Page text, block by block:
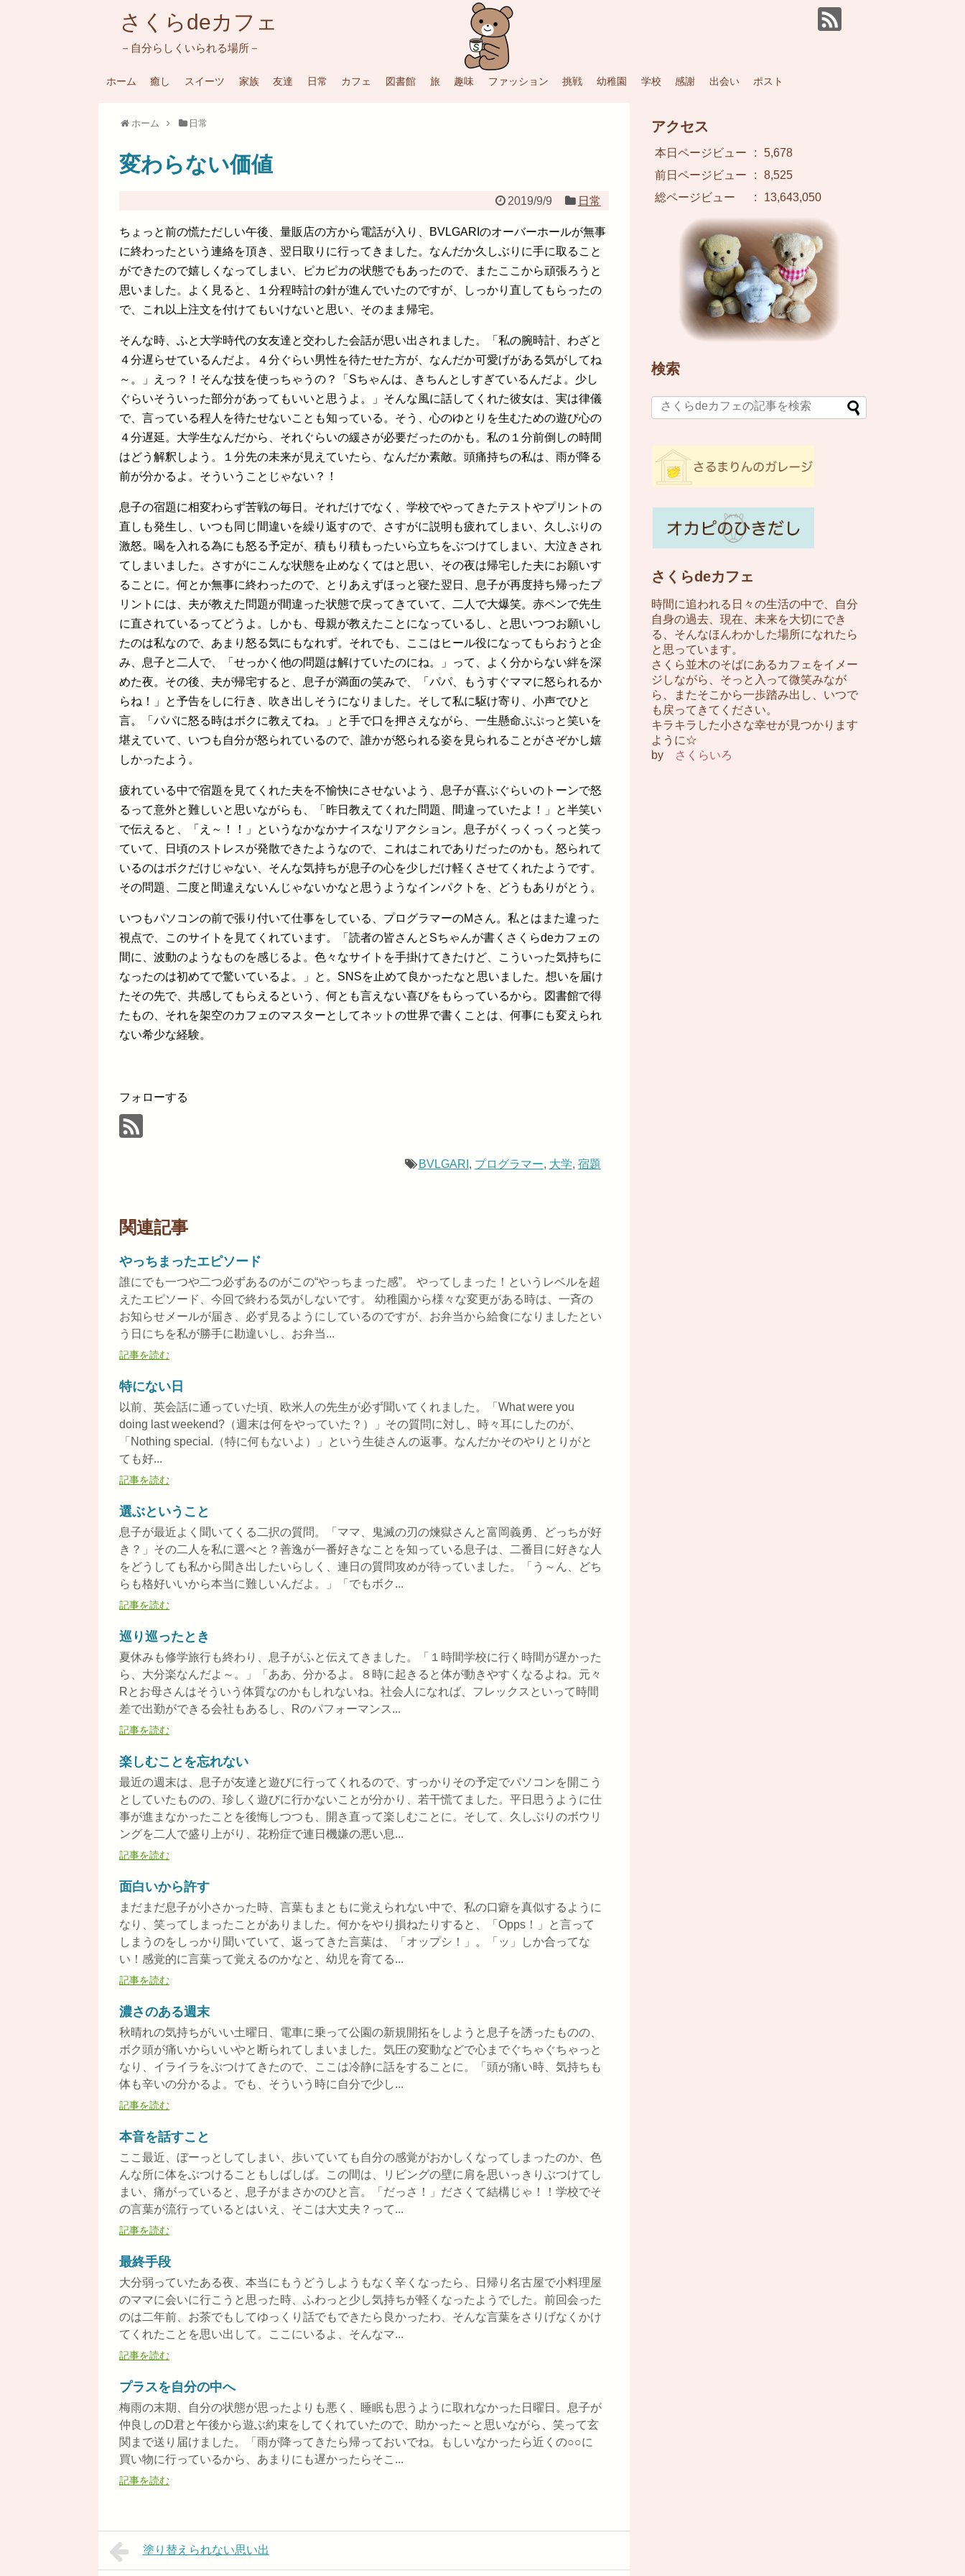
さくらdeカフェ
－自分らしくいられる場所－
ホーム 癒し スイーツ 家族 友達 日常 カフェ 図書館 旅 趣味 ファッション 挑戦 幼稚園 学校 感謝 出会い ポスト
ホーム 日常
変わらない価値
2019/9/9 日常
ちょっと前の慌ただしい午後、量販店の方から電話が入り、BVLGARIのオーバーホールが無事
に終わったという連絡を頂き、翌日取りに行ってきました。なんだか久しぶりに手に取ること
ができたので嬉しくなってしまい、ピカピカの状態でもあったので、またここから頑張ろうと
思いました。よく見ると、１分程時計の針が進んでいたのですが、しっかり直してもらったの
で、これ以上注文を付けてもいけないと思い、そのまま帰宅。
そんな時、ふと大学時代の女友達と交わした会話が思い出されました。「私の腕時計、わざと
４分遅らせているんだよ。４分ぐらい男性を待たせた方が、なんだか可愛げがある気がしてね
～。」えっ？！そんな技を使っちゃうの？「Sちゃんは、きちんとしすぎているんだよ。少し
ぐらいそういった部分があってもいいと思うよ。」そんな風に話してくれた彼女は、実は律儀
で、言っている程人を待たせないことも知っている。そう、心のゆとりを生むための遊び心の
４分遅延。大学生なんだから、それぐらいの緩さが必要だったのかも。私の１分前倒しの時間
はどう解釈しよう。１分先の未来が見えていたら、なんだか素敵。頭痛持ちの私は、雨が降る
前が分かるよ。そういうことじゃない？！
息子の宿題に相変わらず苦戦の毎日。それだけでなく、学校でやってきたテストやプリントの
直しも発生し、いつも同じ間違いを繰り返すので、さすがに説明も疲れてしまい、久しぶりの
激怒。喝を入れる為にも怒る予定が、積もり積もったいら立ちをぶつけてしまい、大泣きされ
てしまいました。さすがにこんな状態を止めなくてはと思い、その夜は帰宅した夫にお願いす
ることに。何とか無事に終わったので、とりあえずほっと寝た翌日、息子が再度持ち帰ったプ
リントには、夫が教えた問題が間違った状態で戻ってきていて、二人で大爆笑。赤ペンで先生
に直されているってどうよ。しかも、母親が教えたことになっているし、と思いつつお願いし
たのは私なので、あまり怒る気にもなれず。それでも、ここはヒール役になってもらおうと企
み、息子と二人で、「せっかく他の問題は解けていたのにね。」って、よく分からない絆を深
めた夜。その後、夫が帰宅すると、息子が満面の笑みで、「パパ、もうすぐママに怒られるか
らね！」と予告をしに行き、吹き出しそうになりました。そして私に駆け寄り、小声でひと
言。「パパに怒る時はボクに教えてね。」と手で口を押さえながら、一生懸命ぷぷっと笑いを
堪えていて、いつも自分が怒られているので、誰かが怒られる姿を見られることがさぞかし嬉
しかったよう。
疲れている中で宿題を見てくれた夫を不愉快にさせないよう、息子が喜ぶぐらいのトーンで怒
るって意外と難しいと思いながらも、「昨日教えてくれた問題、間違っていたよ！」と半笑い
で伝えると、「え～！！」というなかなかナイスなリアクション。息子がくっくっくっと笑っ
ていて、日頃のストレスが発散できたようなので、これはこれでありだったのかも。怒られて
いるのはボクだけじゃない、そんな気持ちが息子の心を少しだけ軽くさせてくれたようです。
その問題、二度と間違えないんじゃないかなと思うようなインパクトを、どうもありがとう。
いつもパソコンの前で張り付いて仕事をしている、プログラマーのMさん。私とはまた違った
視点で、このサイトを見てくれています。「読者の皆さんとSちゃんが書くさくらdeカフェの
間に、波動のようなものを感じるよ。色々なサイトを手掛けてきたけど、こういった気持ちに
なったのは初めてで驚いているよ。」と。SNSを止めて良かったなと思いました。想いを届け
たその先で、共感してもらえるという、何とも言えない喜びをもらっているから。図書館で得
たもの、それを架空のカフェのマスターとしてネットの世界で書くことは、何事にも変えられ
ない希少な経験。
フォローする
BVLGARI , プログラマー, 大学, 宿題
関連記事
やっちまったエピソード
誰にでも一つや二つ必ずあるのがこの“やっちまった感”。 やってしまった！というレベルを超
えたエピソード、今回で終わる気がしないです。 幼稚園から様々な変更がある時は、一斉の
お知らせメールが届き、必ず見るようにしているのですが、お弁当から給食になりましたとい
う日にちを私が勝手に勘違いし、お弁当...
記事を読む
特にない日
以前、英会話に通っていた頃、欧米人の先生が必ず聞いてくれました。「What were you
doing last weekend?（週末は何をやっていた？）」その質問に対し、時々耳にしたのが、
「Nothing special.（特に何もないよ）」という生徒さんの返事。なんだかそのやりとりがと
ても好...
記事を読む
選ぶということ
息子が最近よく聞いてくる二択の質問。「ママ、鬼滅の刃の煉獄さんと富岡義勇、どっちが好
き？」その二人を私に選べと？善逸が一番好きなことを知っている息子は、二番目に好きな人
をどうしても私から聞き出したいらしく、連日の質問攻めが待っていました。「う～ん、どち
らも格好いいから本当に難しいんだよ。」「でもボク...
記事を読む
巡り巡ったとき
夏休みも修学旅行も終わり、息子がふと伝えてきました。「１時間学校に行く時間が遅かった
ら、大分楽なんだよ～。」「ああ、分かるよ。８時に起きると体が動きやすくなるよね。元々
Rとお母さんはそういう体質なのかもしれないね。社会人になれば、フレックスといって時間
差で出勤ができる会社もあるし、Rのパフォーマンス...
記事を読む
楽しむことを忘れない
最近の週末は、息子が友達と遊びに行ってくれるので、すっかりその予定でパソコンを開こう
としていたものの、珍しく遊びに行かないことが分かり、若干慌てました。平日思うように仕
事が進まなかったことを後悔しつつも、開き直って楽しむことに。そして、久しぶりのボウリ
ングを二人で盛り上がり、花粉症で連日機嫌の悪い息...
記事を読む
面白いから許す
まだまだ息子が小さかった時、言葉もまともに覚えられない中で、私の口癖を真似するように
なり、笑ってしまったことがありました。何かをやり損ねたりすると、「Opps！」と言って
しまうのをしっかり聞いていて、返ってきた言葉は、「オップシ！」。「ッ」しか合ってな
い！感覚的に言葉って覚えるのかなと、幼児を育てる...
記事を読む
濃さのある週末
秋晴れの気持ちがいい土曜日、電車に乗って公園の新規開拓をしようと息子を誘ったものの、
ボク頭が痛いからいいやと断られてしまいました。気圧の変動などで心までぐちゃぐちゃっと
なり、イライラをぶつけてきたので、ここは冷静に話をすることに。「頭が痛い時、気持ちも
体も辛いの分かるよ。でも、そういう時に自分で少し...
記事を読む
本音を話すこと
ここ最近、ぼーっとしてしまい、歩いていても自分の感覚がおかしくなってしまったのか、色
んな所に体をぶつけることもしばしば。この間は、リビングの壁に肩を思いっきりぶつけてし
まい、痛がっていると、息子がまさかのひと言。「だっさ！」ださくて結構じゃ！！学校でそ
の言葉が流行っているとはいえ、そこは大丈夫？って...
記事を読む
最終手段
大分弱っていたある夜、本当にもうどうしようもなく辛くなったら、日帰り名古屋で小料理屋
のママに会いに行こうと思った時、ふわっと少し気持ちが軽くなったようでした。前回会った
のは二年前、お茶でもしてゆっくり話でもできたら良かったわ、そんな言葉をさりげなくかけ
てくれたことを思い出して。ここにいるよ、そんなマ...
記事を読む
プラスを自分の中へ
梅雨の末期、自分の状態が思ったよりも悪く、睡眠も思うように取れなかった日曜日。息子が
仲良しのD君と午後から遊ぶ約束をしてくれていたので、助かった～と思いながら、笑って玄
関まで送り届けました。「雨が降ってきたら帰っておいでね。もしいなかったら近くの○○に
買い物に行っているから、あまりにも遅かったらそこ...
記事を読む
塗り替えられない思い出
アクセス
本日ページビュー :
5,678
前日ページビュー
:
8,525
総ページビュー
: 13,643,050
検索
さくらdeカフェ
時間に追われる日々の生活の中で、自分
自身の過去、現在、未来を大切にでき
る、そんなほんわかした場所になれたら
と思っています。
さくら並木のそばにあるカフェをイメー
ジしながら、そっと入って微笑みなが
ら、またそこから一歩踏み出し、いつで
も戻ってきてください。
キラキラした小さな幸せが見つかります
ように☆
by
さくらいろ